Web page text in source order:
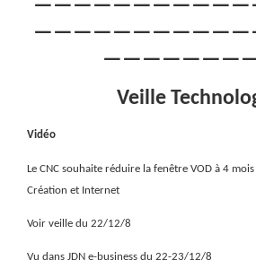
Veille
Vidéo
Le CNC souhaite réduire la fenêtre VOD à 4
Création et Internet
Voir veille du 22/12/8
Vu dans JDN e-business du 22-23/12/8